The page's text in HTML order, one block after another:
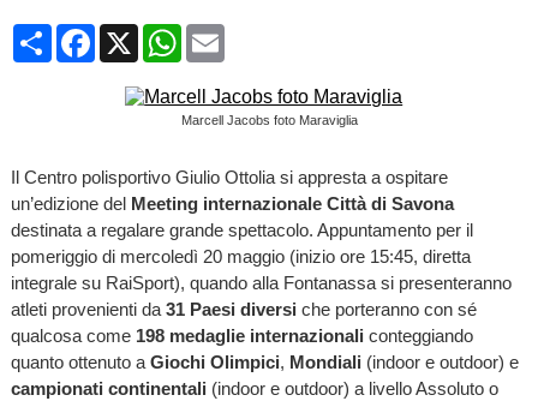
CondividiFacebook
X WhatsApp
Email
Marcell Jacobs foto Maraviglia
Il Centro polisportivo Giulio Ottolia si appresta a ospitare
un’edizione del Meeting internazionale Città di Savona
destinata a regalare grande spettacolo. Appuntamento per il
pomeriggio di mercoledì 20 maggio (inizio ore 15:45, diretta
integrale su RaiSport), quando alla Fontanassa si presenteranno
atleti provenienti da 31 Paesi diversi che porteranno con sé
qualcosa come 198 medaglie internazionali conteggiando
quanto ottenuto a Giochi Olimpici, Mondiali (indoor e outdoor) e
campionati continentali (indoor e outdoor) a livello Assoluto o